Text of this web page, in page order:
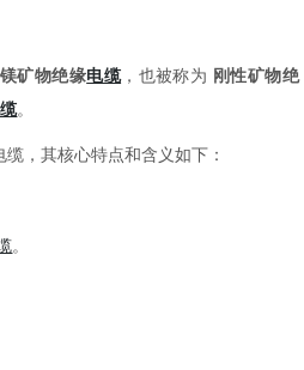
矿物绝缘电缆，也被称为 刚性矿物绝
。
，其核心特点和含义如下：
。